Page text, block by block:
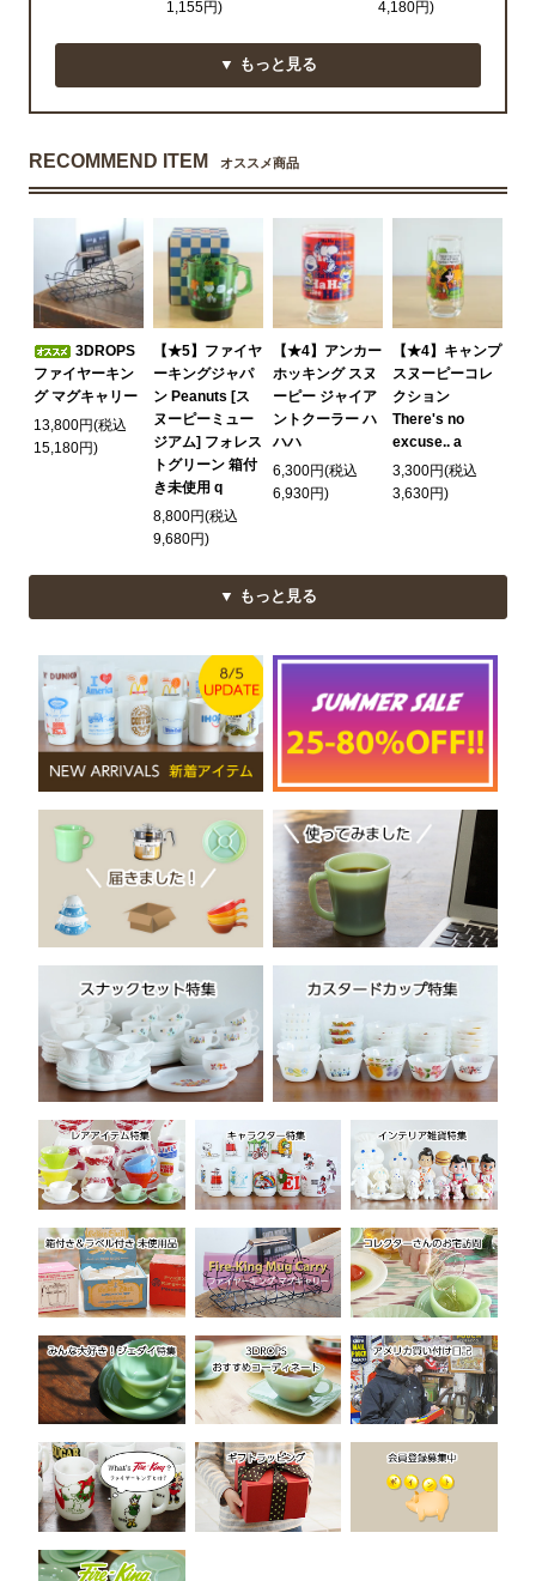
1,155円) 4,180円)
▼ もっと見る
RECOMMEND ITEM オススメ商品
3DROPS
ファイヤーキン
グ マグキャリー
13,800円(税込
15,180円)
【★5】ファイヤ
ーキングジャパ
ン Peanuts [ス
ヌーピーミュー
ジアム] フォレス
トグリーン 箱付
き未使用 q
8,800円(税込
9,680円)
【★4】アンカー
ホッキング スヌ
ーピー ジャイア
ントクーラー ハ
ハハ
6,300円(税込
6,930円)
【★4】キャンプ
スヌーピーコレ
クション
There's no
excuse.. a
3,300円(税込
3,630円)
▼ もっと見る